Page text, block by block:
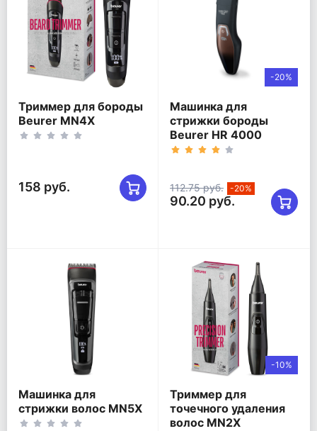
Триммер для бороды
Beurer MN4X
158 руб.
-20%
Машинка для
стрижки бороды
Beurer HR 4000
112.75 руб. -20%
90.20 руб.
Машинка для
стрижки волос MN5X
-10%
Триммер для
точечного удаления
волос MN2X